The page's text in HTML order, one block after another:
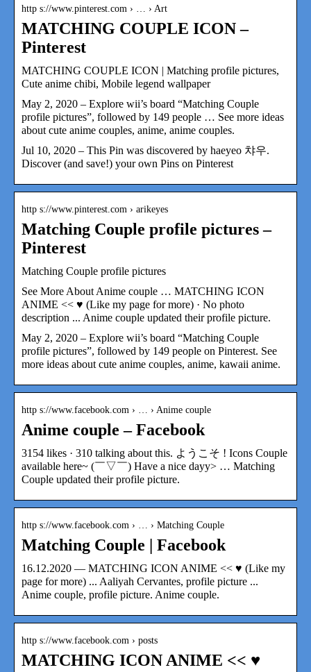
http s://www.pinterest.com › … › Art
MATCHING COUPLE ICON –
Pinterest
MATCHING COUPLE ICON | Matching profile pictures,
Cute anime chibi, Mobile legend wallpaper
May 2, 2020 – Explore wii’s board “Matching Couple
profile pictures”, followed by 149 people … See more ideas
about cute anime couples, anime, anime couples.
Jul 10, 2020 – This Pin was discovered by haeyeo 챠우.
Discover (and save!) your own Pins on Pinterest
http s://www.pinterest.com › arikeyes
Matching Couple profile pictures –
Pinterest
Matching Couple profile pictures
See More About Anime couple … MATCHING ICON
ANIME << ♥️ (Like my page for more) · No photo
description ... Anime couple updated their profile picture.
May 2, 2020 – Explore wii’s board “Matching Couple
profile pictures”, followed by 149 people on Pinterest. See
more ideas about cute anime couples, anime, kawaii anime.
http s://www.facebook.com › … › Anime couple
Anime couple – Facebook
3154 likes · 310 talking about this. ようこそ ! Icons Couple
available here~ (￣▽￣) Have a nice dayy> … Matching
Couple updated their profile picture.
http s://www.facebook.com › … › Matching Couple
Matching Couple | Facebook
16.12.2020 — MATCHING ICON ANIME << ♥️ (Like my
page for more) ... Aaliyah Cervantes, profile picture ...
Anime couple, profile picture. Anime couple.
http s://www.facebook.com › posts
MATCHING ICON ANIME << ♥️